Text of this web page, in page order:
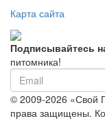
Карта сайта
Подписывайтесь
питомника!
© 2009-2026 «Свой
права защищены.